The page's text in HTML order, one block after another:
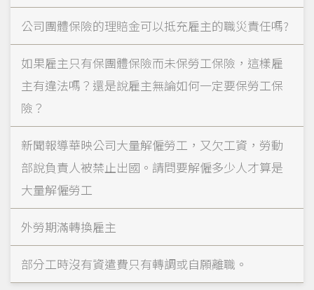
公司團體保險的理賠金可以抵充雇主的職災責任嗎?
如果雇主只有保團體保險而未保勞工保險，這樣雇
主有違法嗎？還是說雇主無論如何一定要保勞工保
險？
新聞報導華映公司大量解僱勞工，又欠工資，勞動
部說負責人被禁止出國。請問要解僱多少人才算是
大量解僱勞工
外勞期滿轉換雇主
部分工時沒有資遣費只有轉調或自願離職。